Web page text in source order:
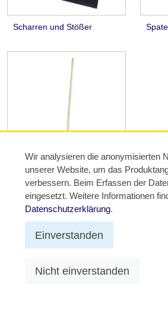
Scharren und Stößer
Baugeräte
Wir analysieren die anonymisierten
unserer Website, um das
verbessern. Beim Erfassen der
eingesetzt. Weitere Informationen
Datenschutzerklärung.
Einverstanden
Nicht einverstanden